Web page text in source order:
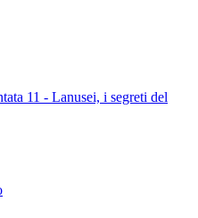
11 - Lanusei, i segreti del